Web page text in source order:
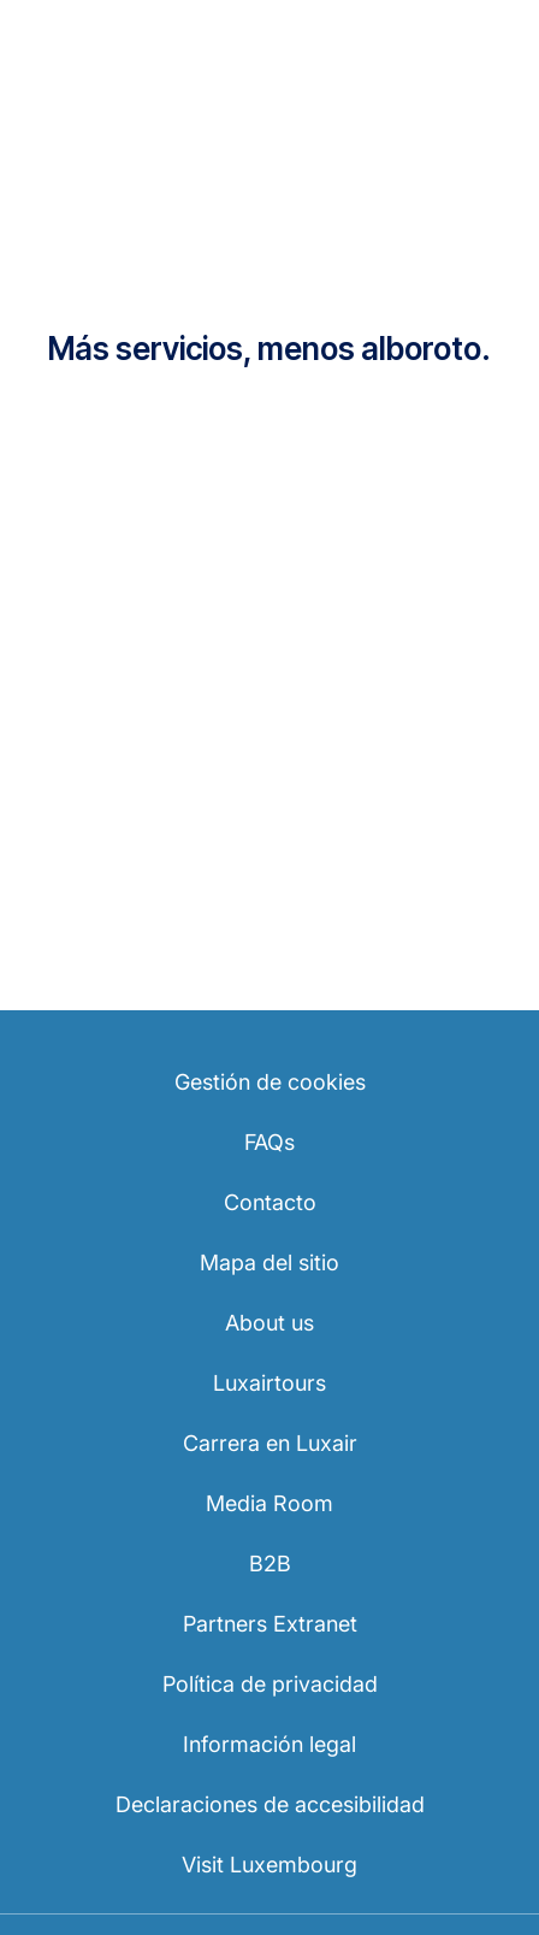
Más servicios, menos alboroto.
Gestión de cookies
FAQs
Contacto
Mapa del sitio
About us
Luxairtours
Carrera en Luxair
Media Room
B2B
Partners Extranet
Política de privacidad
Información legal
Declaraciones de accesibilidad
Visit Luxembourg